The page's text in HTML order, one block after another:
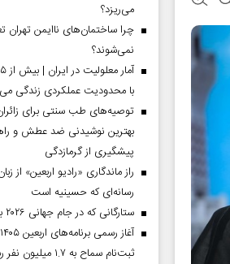
مناطق آزاد
می‌ریزد؟
چرا ساختمان‌های ناایمن تهران
نمی‌شوند؟
با محدودیت عملکردی زندگی
توصیه‌های طب سنتی برای
بهترین نوشیدنی ضد عطش و
پیشگیری از گرمازدگی
راز ماندگاری «رادیو اربعین» از
رسانه‌ای که حسینیه است
ستارگانی که در جام جهانی ۲۰۲۶ بازی نکردند
ثبت‌نام سماح به ۱.۷ میلیون نفر رسید